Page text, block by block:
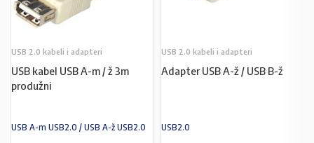
USB 2.0 kabeli i adapteri
USB kabel USB A-m / ž 3m
produžni
USB A-m USB2.0 / USB A-ž USB2.0
USB 2.0 kabeli i adapteri
Adapter USB A-ž / USB B-ž
USB2.0